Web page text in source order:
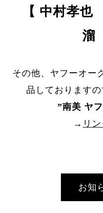
【 中村孝
溜
その他、ヤフーオー
品しておりますの
”南美 ヤ
→ リ
お知